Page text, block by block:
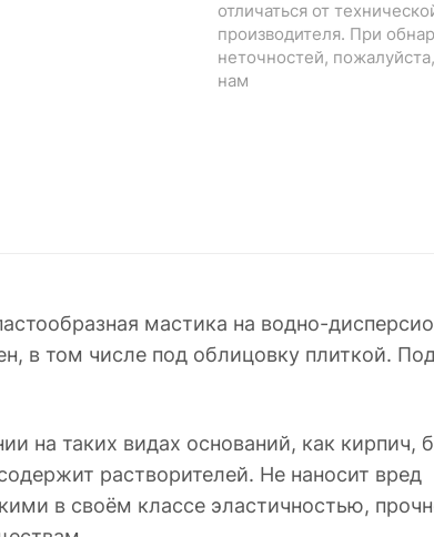
отличаться от
производителя. При
неточностей,
нам
мастика на водно-
в том числе под облицовку плиткой.
на таких видах оснований, как кирпич,
растворителей. Не наносит вред
в своём классе эластичностью,